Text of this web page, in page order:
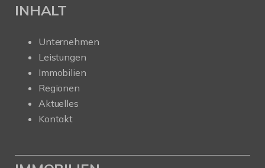
INHALT
Unternehmen
Leistungen
Immobilien
Regionen
Aktuelles
Kontakt